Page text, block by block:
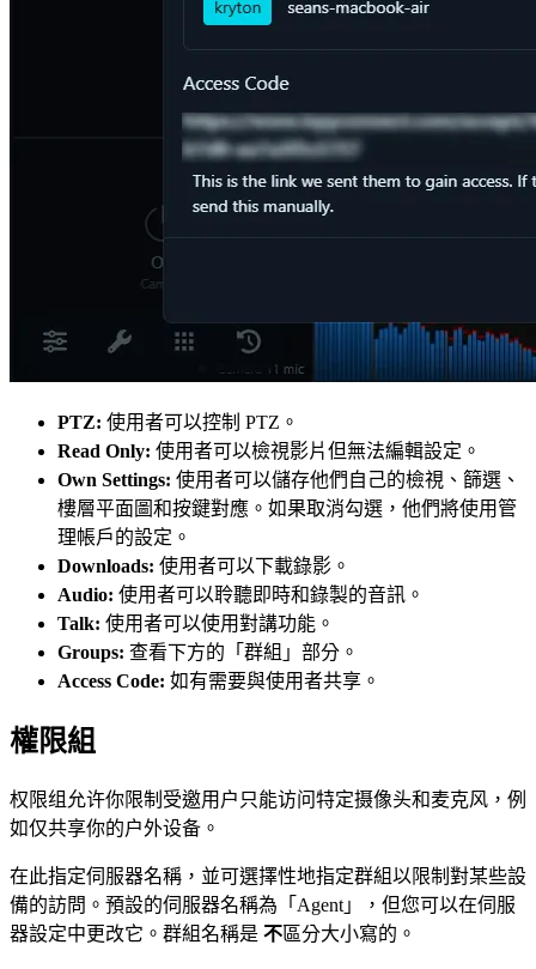
PTZ: 使用者可以控制 PTZ。
Read Only: 使用者可以檢視影片但無法編輯設定。
Own Settings: 使用者可以儲存他們自己的檢視、篩選、
樓層平面圖和按鍵對應。如果取消勾選，他們將使用管
理帳戶的設定。
Downloads: 使用者可以下載錄影。
Audio: 使用者可以聆聽即時和錄製的音訊。
Talk: 使用者可以使用對講功能。
Groups: 查看下方的「群組」部分。
Access Code: 如有需要與使用者共享。
權限組
权限组允许你限制受邀用户只能访问特定摄像头和麦克风，例
如仅共享你的户外设备。
在此指定伺服器名稱，並可選擇性地指定群組以限制對某些設
備的訪問。預設的伺服器名稱為「Agent」，但您可以在伺服
器設定中更改它。群組名稱是 不區分大小寫的。